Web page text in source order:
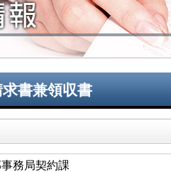
書兼領収書
務局契約課